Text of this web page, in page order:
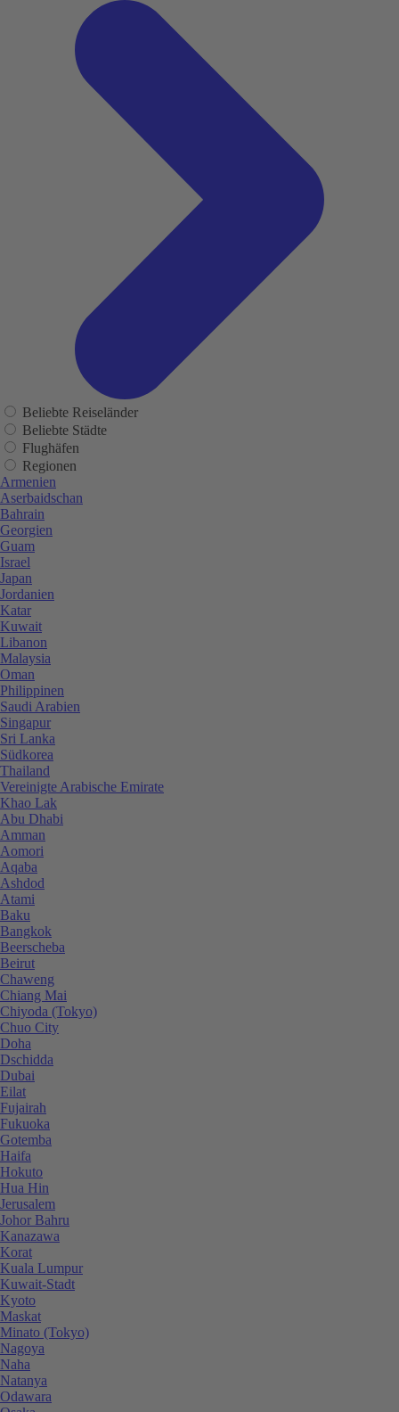
Beliebte Reiseländer
Beliebte Städte
Flughäfen
Regionen
Armenien
Aserbaidschan
Bahrain
Georgien
Guam
Israel
Japan
Jordanien
Katar
Kuwait
Libanon
Malaysia
Oman
Philippinen
Saudi Arabien
Singapur
Sri Lanka
Südkorea
Thailand
Vereinigte Arabische Emirate
Khao Lak
Abu Dhabi
Amman
Aomori
Aqaba
Ashdod
Atami
Baku
Bangkok
Beerscheba
Beirut
Chaweng
Chiang Mai
Chiyoda (Tokyo)
Chuo City
Doha
Dschidda
Dubai
Eilat
Fujairah
Fukuoka
Gotemba
Haifa
Hokuto
Hua Hin
Jerusalem
Johor Bahru
Kanazawa
Korat
Kuala Lumpur
Kuwait-Stadt
Kyoto
Maskat
Minato (Tokyo)
Nagoya
Naha
Natanya
Odawara